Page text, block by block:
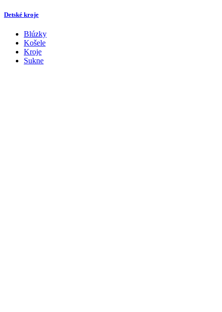
Detské kroje
Blúzky
Košele
Kroje
Sukne